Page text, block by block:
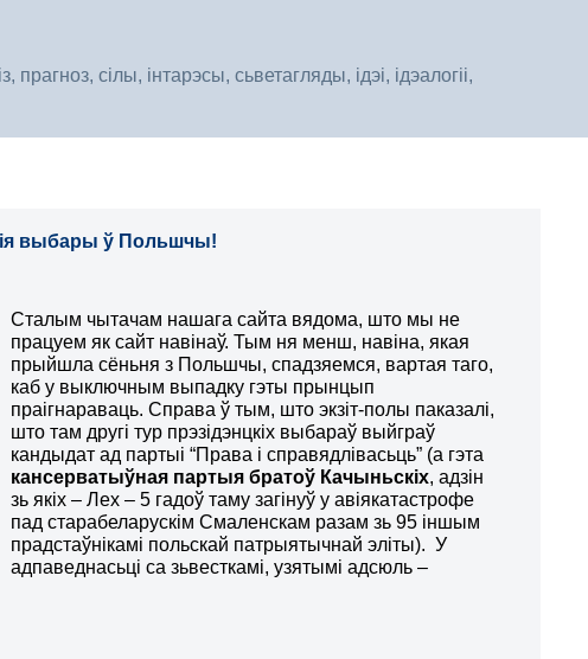
сілы, інтарэсы, сьветагляды, ідэі, ідэалогіі,
выбары ў Польшчы!
Сталым чытачам нашага сайта вядома, што мы не
працуем як сайт навінаў. Тым ня менш, навіна, якая
прыйшла сёньня з Польшчы, спадзяемся, вартая таго,
каб у выключным выпадку гэты прынцып
праігнараваць. Справа ў тым, што экзіт-полы паказалі,
што там другі тур прэзідэнцкіх выбараў выйграў
кандыдат ад партыі “Права і справядлівасьць” (а гэта
кансерватыўная партыя братоў Качыньскіх, адзін
зь якіх – Лех – 5 гадоў таму загінуў у авіякатастрофе
пад старабеларускім Смаленскам разам зь 95 іншым
прадстаўнікамі польскай патрыятычнай эліты). У
адпаведнасьці са зьвесткамі, узятымі адсюль –